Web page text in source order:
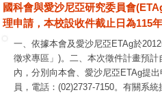
專書計畫者，應確認該專書之出版情
向本會提出申請。六、專書計畫申請
http://www.nstc.gov.tw
）登入
略以，研究計畫得依實際需要，申請
國科會與愛沙尼亞研究委員會
理申請，本校設收件截止日為115
一、依據本會及愛沙尼亞ETAg於
徵求專區」)。二、本次徵件計畫預
內，分別向本會、愛沙尼亞ETAg提
員，電話：(02)2737-7150。有關系